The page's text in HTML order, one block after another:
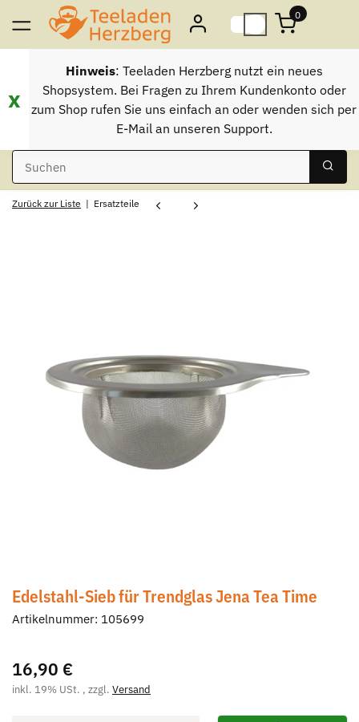
0
x
Hinweis: Teeladen Herzberg nutzt ein neues
Shopsystem. Bei Fragen zu Ihrem Kundenkonto oder
zum Shop rufen Sie uns einfach an oder wenden sich per
E-Mail an unseren Support.
Zurück zur Liste Ersatzteile
Edelstahl-Sieb für Trendglas Jena Tea Time
Artikelnummer: 105699
16,90 €
inkl. 19% USt. , zzgl. Versand